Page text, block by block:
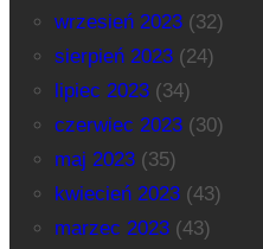
wrzesień 2023(32)
sierpień 2023(24)
lipiec 2023(34)
czerwiec 2023(30)
maj 2023(35)
kwiecień 2023(43)
marzec 2023(43)